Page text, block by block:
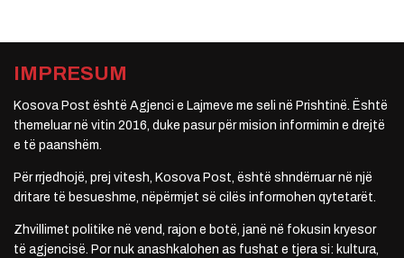
IMPRESUM
Kosova Post është Agjenci e Lajmeve me seli në Prishtinë. Është
themeluar në vitin 2016, duke pasur për mision informimin e drejtë
e të paanshëm.
Për rrjedhojë, prej vitesh, Kosova Post, është shndërruar në një
dritare të besueshme, nëpërmjet së cilës informohen qytetarët.
Zhvillimet politike në vend, rajon e botë, janë në fokusin kryesor
të agjencisë. Por nuk anashkalohen as fushat e tjera si: kultura,